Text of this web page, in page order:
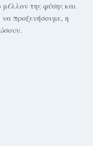
μέλλον της φύσης και
προξενήσουμε, η